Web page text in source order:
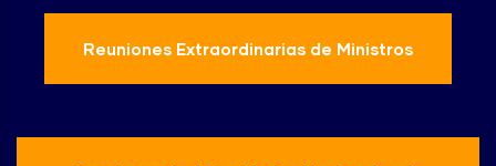
Reuniones Extraordinarias de Ministros